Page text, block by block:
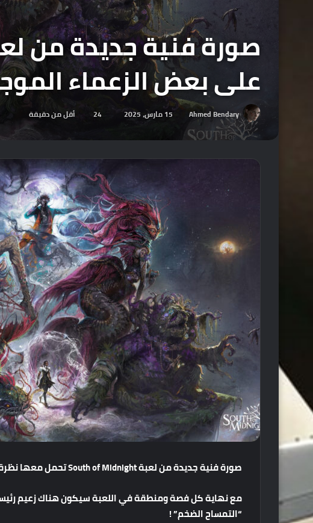
على بعض الزعماء
Ahmed Bendary 15 مارس، 2025 24 أقل من دقيقة
صورةفنيةجديدةمنلعبة تحملمعها
معنهايةكلفصةومنطقةفياللعبةسيكونهناكزعيم
“التمساحالضخم” !